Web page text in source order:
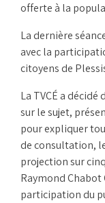
offerte à la
La dernière
avec la
citoyens de
La TVCÉ a
sur le sujet,
pour expliquer
de consultation,
projection sur
Raymond
participation du